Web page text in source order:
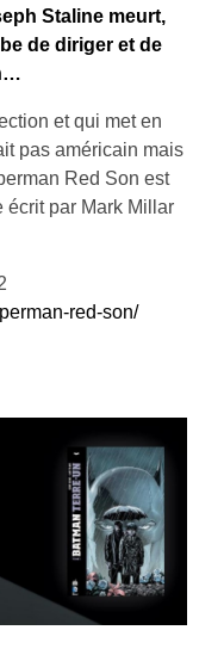
Staline meurt,
de diriger et de
et qui met en
pas américain mais
Red Son est
écrit par Mark Millar
red-son/